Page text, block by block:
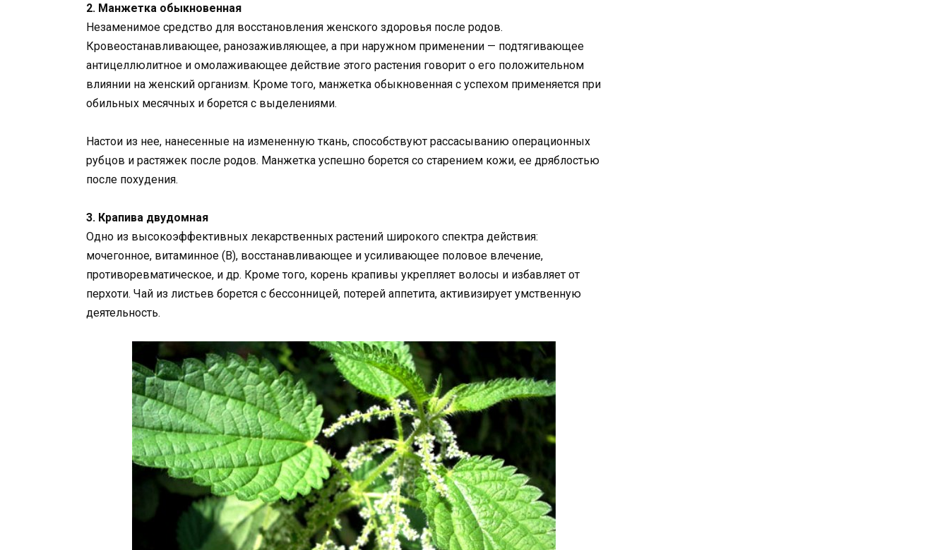
2. Манжетка обыкновенная
Незаменимое средство для восстановления женского здоровья после родов.
Кровеостанавливающее, ранозаживляющее, а при наружном применении — подтягивающее
антицеллюлитное и омолаживающее действие этого растения говорит о его положительном
влиянии на женский организм. Кроме того, манжетка обыкновенная с успехом применяется при
обильных месячных и борется с выделениями.
Настои из нее, нанесенные на измененную ткань, способствуют рассасыванию операционных
рубцов и растяжек после родов. Манжетка успешно борется со старением кожи, ее дряблостью
после похудения.
3. Крапива двудомная
Одно из высокоэффективных лекарственных растений широкого спектра действия:
мочегонное, витаминное (В), восстанавливающее и усиливающее половое влечение,
противоревматическое, и др. Кроме того, корень крапивы укрепляет волосы и избавляет от
перхоти. Чай из листьев борется с бессонницей, потерей аппетита, активизирует умственную
деятельность.